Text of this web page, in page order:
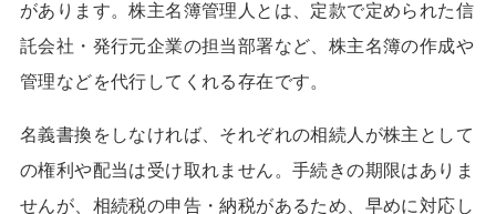
があります。株主名簿管理人とは、定款で定められた信
託会社・発行元企業の担当部署など、株主名簿の作成や
管理などを代行してくれる存在です。
名義書換をしなければ、それぞれの相続人が株主として
の権利や配当は受け取れません。手続きの期限はありま
せんが、相続税の申告・納税があるため、早めに対応し